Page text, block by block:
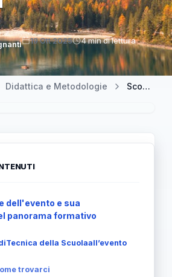
19 Ott 2025 4 min di lettura
Didattica e Metodologie Scopri dove e come partecipare a Didacta Trentino dal 22 ottobre con Tecnica della Scuola
dell'evento e sua
panorama formativo
della Scuolaall’evento
trovarci